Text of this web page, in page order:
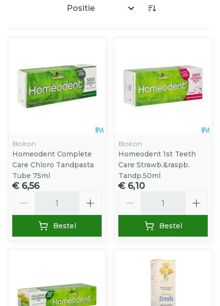
Sorteer op:
Boiron
Homeodent Complete
Care Chloro Tandpasta
Tube 75ml
€ 6,56
Bestel
Boiron
Homeodent 1st Teeth
Care Strawb.&raspb.
Tandp.50ml
€ 6,10
Bestel